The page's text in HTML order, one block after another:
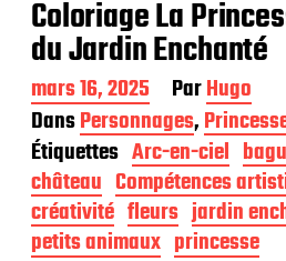
Coloriage La
du Jardin Enchanté
D
a
t
e
d
e
p
u
mars 16, 2025 ParHugo
DansPersonnages,
Étiquettes Arc-en-ciel
château Compétences
créativité fleurs jardin
petits animaux princesse